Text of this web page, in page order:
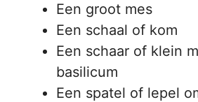
Een groot mes
Een schaal of kom
Een schaar of klein
basilicum
Een spatel of lepel